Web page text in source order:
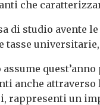
che
di studio
anche attraverso
rappresenti un